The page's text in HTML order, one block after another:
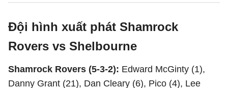
Đội hình xuất phát Shamrock
Rovers vs Shelbourne
Shamrock Rovers (5-3-2): Edward McGinty (1),
Danny Grant (21), Dan Cleary (6), Pico (4), Lee